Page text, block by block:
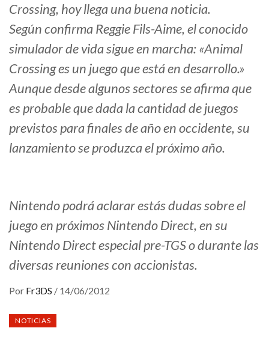
Crossing, hoy llega una buena noticia.
Según confirma Reggie Fils-Aime, el conocido
simulador de vida sigue en marcha: «Animal
Crossing es un juego que está en desarrollo.»
Aunque desde algunos sectores se afirma que
es probable que dada la cantidad de juegos
previstos para finales de año en occidente, su
lanzamiento se produzca el próximo año.
Nintendo podrá aclarar estás dudas sobre el
juego en próximos Nintendo Direct, en su
Nintendo Direct especial pre-TGS o durante las
diversas reuniones con accionistas.
Por Fr3DS / 14/06/2012
NOTICIAS